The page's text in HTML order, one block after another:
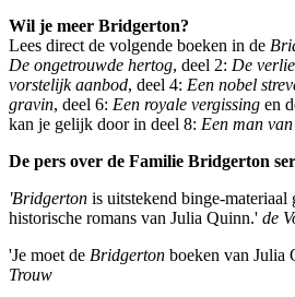
Wil je meer Bridgerton?
Lees direct de volgende boeken in de
De ongetrouwde hertog, deel 2: De
vorstelijk aanbod, deel 4: Een nobel
gravin, deel 6: Een royale vergissing en
kan je gelijk door in deel 8: Een man
De pers over de Familie Bridgerton
'Bridgerton is uitstekend binge-materiaal
historische romans van Julia Quinn.' de
'Je moet de Bridgerton boeken van Julia
Trouw